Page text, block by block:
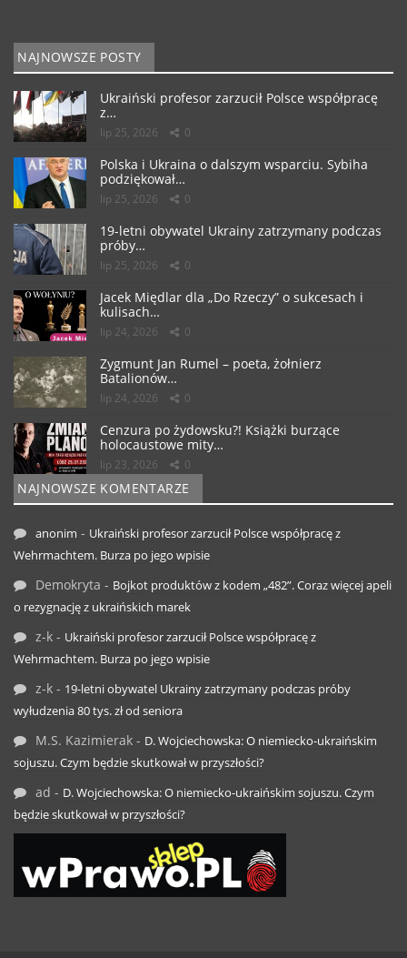
NAJNOWSZE POSTY
Ukraiński profesor zarzucił Polsce współpracę
z…
lip 25, 2026 0
Polska i Ukraina o dalszym wsparciu. Sybiha
podziękował…
lip 25, 2026 0
19-letni obywatel Ukrainy zatrzymany podczas
próby…
lip 25, 2026 0
Jacek Międlar dla „Do Rzeczy” o sukcesach i
kulisach…
lip 24, 2026 0
Zygmunt Jan Rumel – poeta, żołnierz
Batalionów…
lip 24, 2026 0
Cenzura po żydowsku?! Książki burzące
holocaustowe mity…
lip 23, 2026 0
NAJNOWSZE KOMENTARZE
anonim - Ukraiński profesor zarzucił Polsce współpracę z
Wehrmachtem. Burza po jego wpisie
Demokryta - Bojkot produktów z kodem „482”. Coraz więcej apeli
o rezygnację z ukraińskich marek
z-k - Ukraiński profesor zarzucił Polsce współpracę z
Wehrmachtem. Burza po jego wpisie
z-k - 19-letni obywatel Ukrainy zatrzymany podczas próby
wyłudzenia 80 tys. zł od seniora
M.S. Kazimierak - D. Wojciechowska: O niemiecko-ukraińskim
sojuszu. Czym będzie skutkował w przyszłości?
ad - D. Wojciechowska: O niemiecko-ukraińskim sojuszu. Czym
będzie skutkował w przyszłości?